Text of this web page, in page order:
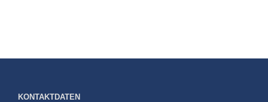
KONTAKTDATEN